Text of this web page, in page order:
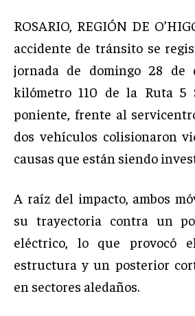
ROSARIO, REGIÓN DE
accidente de tránsito se
jornada de domingo 28 de
kilómetro 110 de la Ruta 5
poniente, frente al
dos vehículos colisionaron
causas que están siendo
A raíz del impacto, ambos
su trayectoria contra un
eléctrico, lo que provocó
estructura y un posterior
en sectores aledaños.